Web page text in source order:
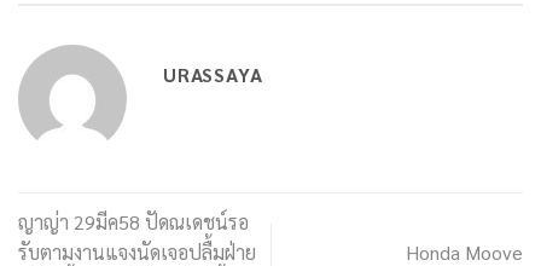
URASSAYA
ญาญ่า 29มีค58 ปัดณเดชน์รอ
รับตามงานแจงนัดเจอปลื้มฝ่าย
Honda Moove